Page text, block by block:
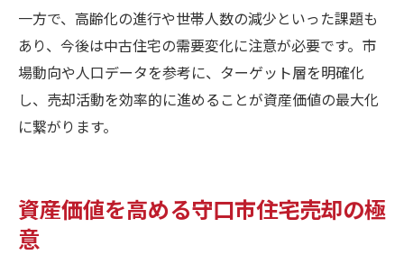
一方で、高齢化の進行や世帯人数の減少といった課題も
あり、今後は中古住宅の需要変化に注意が必要です。市
場動向や人口データを参考に、ターゲット層を明確化
し、売却活動を効率的に進めることが資産価値の最大化
に繋がります。
資産価値を高める守口市住宅売却の極
意